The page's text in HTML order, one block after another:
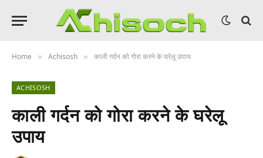
Home » Achisosh » काली गर्दन को गोरा करने के घरेलू उपाय
ACHISOSH
काली गर्दन को गोरा करने के घरेलू
उपाय